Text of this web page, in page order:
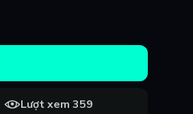
Lượt xem 359